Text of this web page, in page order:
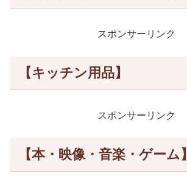
スポンサーリンク
【キッチン用品】
スポンサーリンク
【本・映像・音楽・ゲーム】